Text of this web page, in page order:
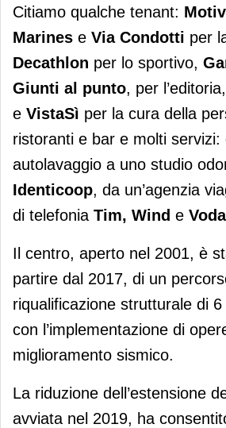
Citiamo qualche tenant:
Marines e Via Condotti per
Decathlon per lo sportivo,
Giunti al punto, per l’editoria,
e VistaSì per la cura della
ristoranti e bar e molti servizi:
autolavaggio a uno studio
Identicoop, da un’agenzia
di telefonia Tim, Wind e
Il centro, aperto nel 2001, è
partire dal 2017, di un
riqualificazione strutturale di
con l’implementazione di
miglioramento sismico.
La riduzione dell’estensione
avviata nel 2019, ha